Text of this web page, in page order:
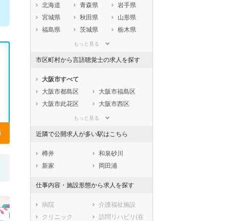
北海道 青森県
岩手県
宮城県
秋田県
山形県
福島県
茨城県
栃木県
埼玉県
石川県
静岡県
愛知県
三重県
滋賀県
京都府
大阪府
奈良県
香川県
愛媛県
高知県
福岡県
佐賀県
鹿児島県
沖縄県
もっと見る
市区町村から言語聴覚士の求人を探す
大阪市すべて
大阪市都島区
大阪市福島区
大阪市此花区
大阪市西区
大阪市大正区
大阪市東成区
大阪市生野区
大阪市旭区
大阪市城東区
大阪市東住吉区
大阪市西成区
大阪市淀川区
大阪市鶴見区
大阪市住之江区
大阪市平野区
もっと見る
近隣で公開求人が多い駅はこちら
樽井
和泉砂川
新家
岡田浦
仕事内容・施設形態から求人を探す
病院
介護福祉施設
クリニック
訪問リハビリ(在